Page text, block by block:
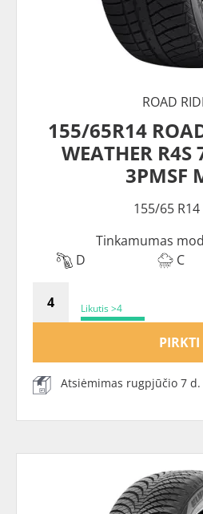
ROAD
155/65R14
WEATHER R4S
3PMSF
155/65 R14
Tinkamumas
D
C
Likutis >4
PIRKTI
Atsiėmimas rugpjūčio 7 d.